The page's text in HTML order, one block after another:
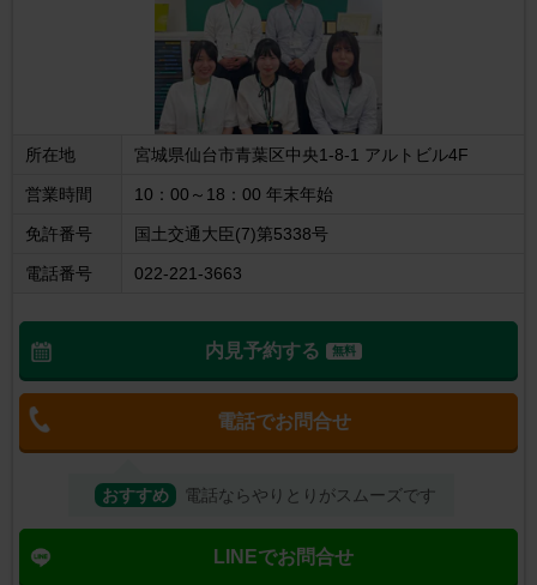
所在地 宮城県仙台市青葉区中央1-8-1 アルトビル4F
営業時間 10：00～18：00 年末年始
免許番号 国土交通大臣(7)第5338号
電話番号 022-221-3663
内見予約する 無料
電話でお問合せ
おすすめ 電話ならやりとりがスムーズです
LINEでお問合せ